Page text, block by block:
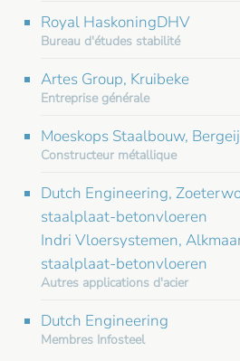
Royal HaskoningDHV
Bureau d'études stabilité
Artes Group, Kruibeke
Entreprise générale
Moeskops Staalbouw,
Constructeur métallique
Dutch Engineering,
staalplaat-betonvloeren
Indri Vloersystemen,
staalplaat-betonvloeren
Autres applications d'acier
Dutch Engineering
Membres Infosteel